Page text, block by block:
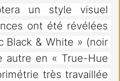
un style visuel
ont été révélées
Black & White » (noir
autre en « True-Hue
très travaillée